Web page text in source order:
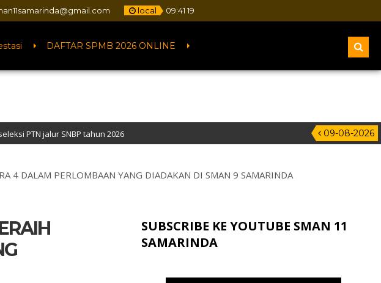
local 09:41 20
DAFTAR SPMB 2026 ONLINE
09-08-2026
tahun 2026
4 DALAM PERLOMBAAN YANG DIADAKAN DI SMAN 9 SAMARINDA
SUBSCRIBE KE YOUTUBE SMAN 11
SAMARINDA